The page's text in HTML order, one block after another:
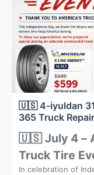
🇺🇸 4-iyuldan
365 Truck
chegirmalar
🇺🇸 July 4 –
Truck Tire
In celebration of